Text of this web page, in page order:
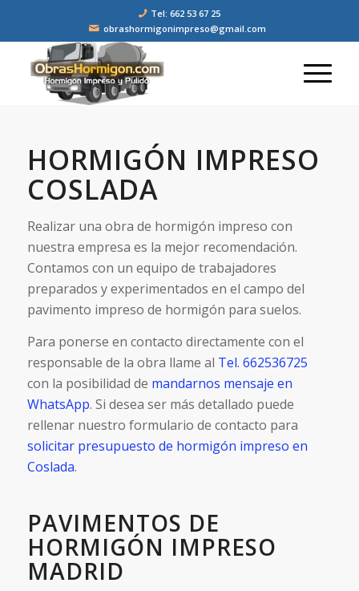
Tel: 662 53 67 25
obrashormigonimpreso@gmail.com
HORMIGÓN IMPRESO
COSLADA
Realizar una obra de hormigón impreso con
nuestra empresa es la mejor recomendación.
Contamos con un equipo de trabajadores
preparados y experimentados en el campo del
pavimento impreso de hormigón para suelos.
Para ponerse en contacto directamente con el
responsable de la obra llame al Tel. 662536725
con la posibilidad de mandarnos mensaje en
WhatsApp. Si desea ser más detallado puede
rellenar nuestro formulario de contacto para
solicitar presupuesto de hormigón impreso en
Coslada.
PAVIMENTOS DE
HORMIGÓN IMPRESO
MADRID